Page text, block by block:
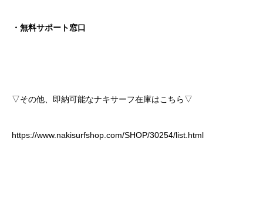
・無料サポート窓口
▽その他、即納可能なナキサーフ在庫はこちら▽
https://www.nakisurfshop.com/SHOP/30254/list.html